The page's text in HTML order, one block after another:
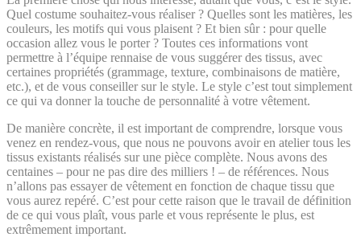
Quel costume souhaitez-vous réaliser ? Quelles sont les matières, les
couleurs, les motifs qui vous plaisent ? Et bien sûr : pour quelle
occasion allez vous le porter ? Toutes ces informations vont
permettre à l’équipe rennaise de vous suggérer des tissus, avec
certaines propriétés (grammage, texture, combinaisons de matière,
etc.), et de vous conseiller sur le style. Le style c’est tout simplement
ce qui va donner la touche de personnalité à votre vêtement.
De manière concrète, il est important de comprendre, lorsque vous
venez en rendez-vous, que nous ne pouvons avoir en atelier tous les
tissus existants réalisés sur une pièce complète. Nous avons des
centaines – pour ne pas dire des milliers ! – de références. Nous
n’allons pas essayer de vêtement en fonction de chaque tissu que
vous aurez repéré. C’est pour cette raison que le travail de définition
de ce qui vous plaît, vous parle et vous représente le plus, est
extrêmement important.